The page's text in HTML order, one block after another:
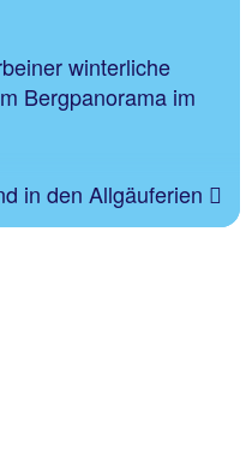
winterliche
Bergpanorama im
in den Allgäuferien